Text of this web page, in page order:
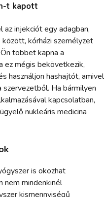
t kapott
injekciót egy adagban,
kórházi személyzet
többet kapna a
ez mégis bekövetkezik,
használjon hashajtót, amivel
Ha bármilyen
kapcsolatban,
nukleáris medicina
is okozhat
nem mindenkinél
kismennyiségű